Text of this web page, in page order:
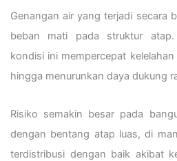
Genangan air yang terjadi secara
beban mati pada struktur
kondisi ini mempercepat
hingga menurunkan daya dukung
Risiko semakin besar pada
dengan bentang atap luas, di
terdistribusi dengan baik akibat